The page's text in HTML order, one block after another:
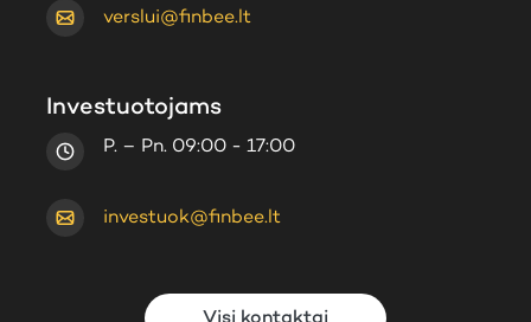
verslui@finbee.lt
Investuotojams
P. – Pn. 09:00 - 17:00
investuok@finbee.lt